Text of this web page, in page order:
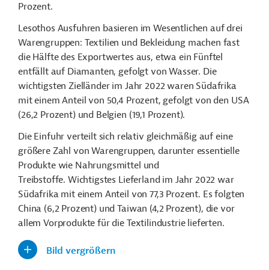
Prozent.
Lesothos Ausfuhren basieren im Wesentlichen auf drei
Warengruppen: Textilien und Bekleidung machen fast
die Hälfte des Exportwertes aus, etwa ein Fünftel
entfällt auf Diamanten, gefolgt von Wasser. Die
wichtigsten Zielländer im Jahr 2022 waren Südafrika
mit einem Anteil von 50,4 Prozent, gefolgt von den USA
(26,2 Prozent) und Belgien (19,1 Prozent).
Die Einfuhr verteilt sich relativ gleichmäßig auf eine
größere Zahl von Warengruppen, darunter essentielle
Produkte wie Nahrungsmittel und
Treibstoffe. Wichtigstes Lieferland im Jahr 2022 war
Südafrika mit einem Anteil von 77,3 Prozent. Es folgten
China (6,2 Prozent) und Taiwan (4,2 Prozent), die vor
allem Vorprodukte für die Textilindustrie lieferten.
Bild vergrößern